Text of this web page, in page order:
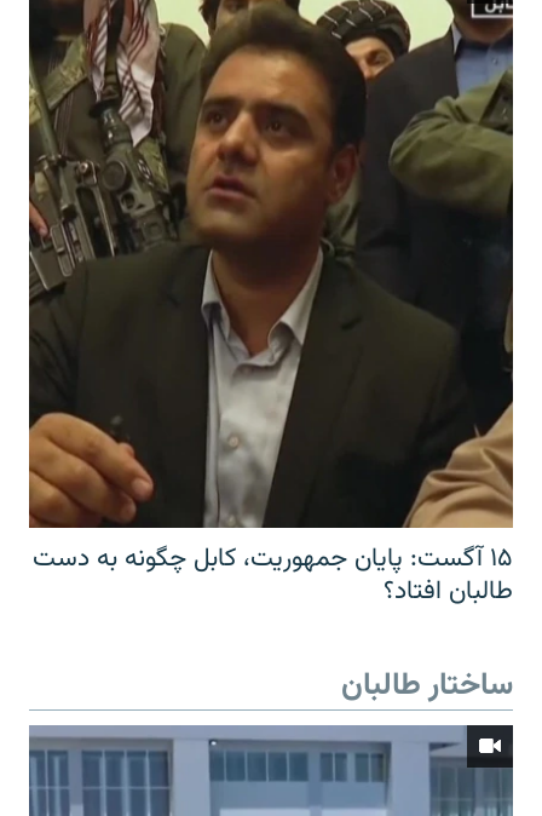
۱۵ آگست: پایان جمهوریت، کابل چگونه به دست
طالبان افتاد؟
ساختار طالبان